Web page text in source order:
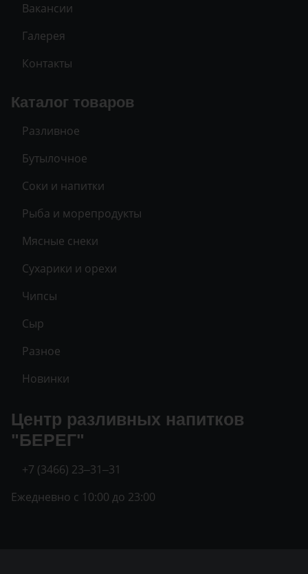
Вакансии
Галерея
Контакты
Каталог товаров
Разливное
Бутылочное
Соки и напитки
Рыба и морепродукты
Мясные снеки
Сухарики и орехи
Чипсы
Сыр
Разное
Новинки
Центр разливных напитков
"БЕРЕГ"
+7 (3466) 23‒31‒31
Ежедневно с 10:00 до 23:00